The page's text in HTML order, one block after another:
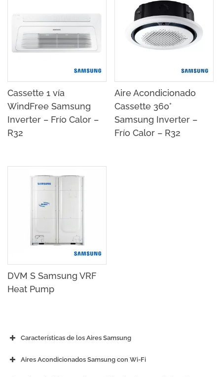
Cassette 1 vía
WindFree Samsung
Inverter – Frío Calor –
R32
Aire Acondicionado
Cassette 360°
Samsung Inverter –
Frío Calor – R32
DVM S Samsung VRF
Heat Pump
Características de los Aires Samsung
Aires Acondicionados Samsung con Wi-Fi